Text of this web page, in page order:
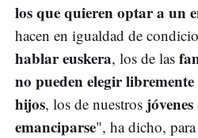
los que quieren optar a un
hacen en igualdad de
hablar euskera, los de las
no pueden elegir
hijos, los de nuestros
emanciparse", ha dicho,